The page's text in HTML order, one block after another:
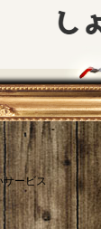
サービス